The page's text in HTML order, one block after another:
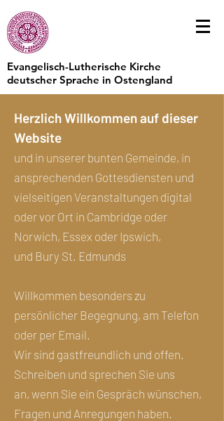
Evangelisch-Lutherische Kirche
deutscher Sprache in Ostengland
Herzlich Willkommen auf dieser
Website
und in unserer bunten Gemeinde, in
ansprechenden Gottesdiensten und
vielseitigen Veranstaltungen digital
oder vor Ort in Cambridge oder
Norwich, Essex oder Ipswich,
und Bury St. Edmunds
Willkommen besonders zu
persönlicher Begegnung, am Telefon
oder per Email.
Wir sind gastfreundlich und offen.
Schreiben und sprechen Sie uns
an, wenn Sie ein Gespräch wünschen,
Fragen und Anregungen haben.